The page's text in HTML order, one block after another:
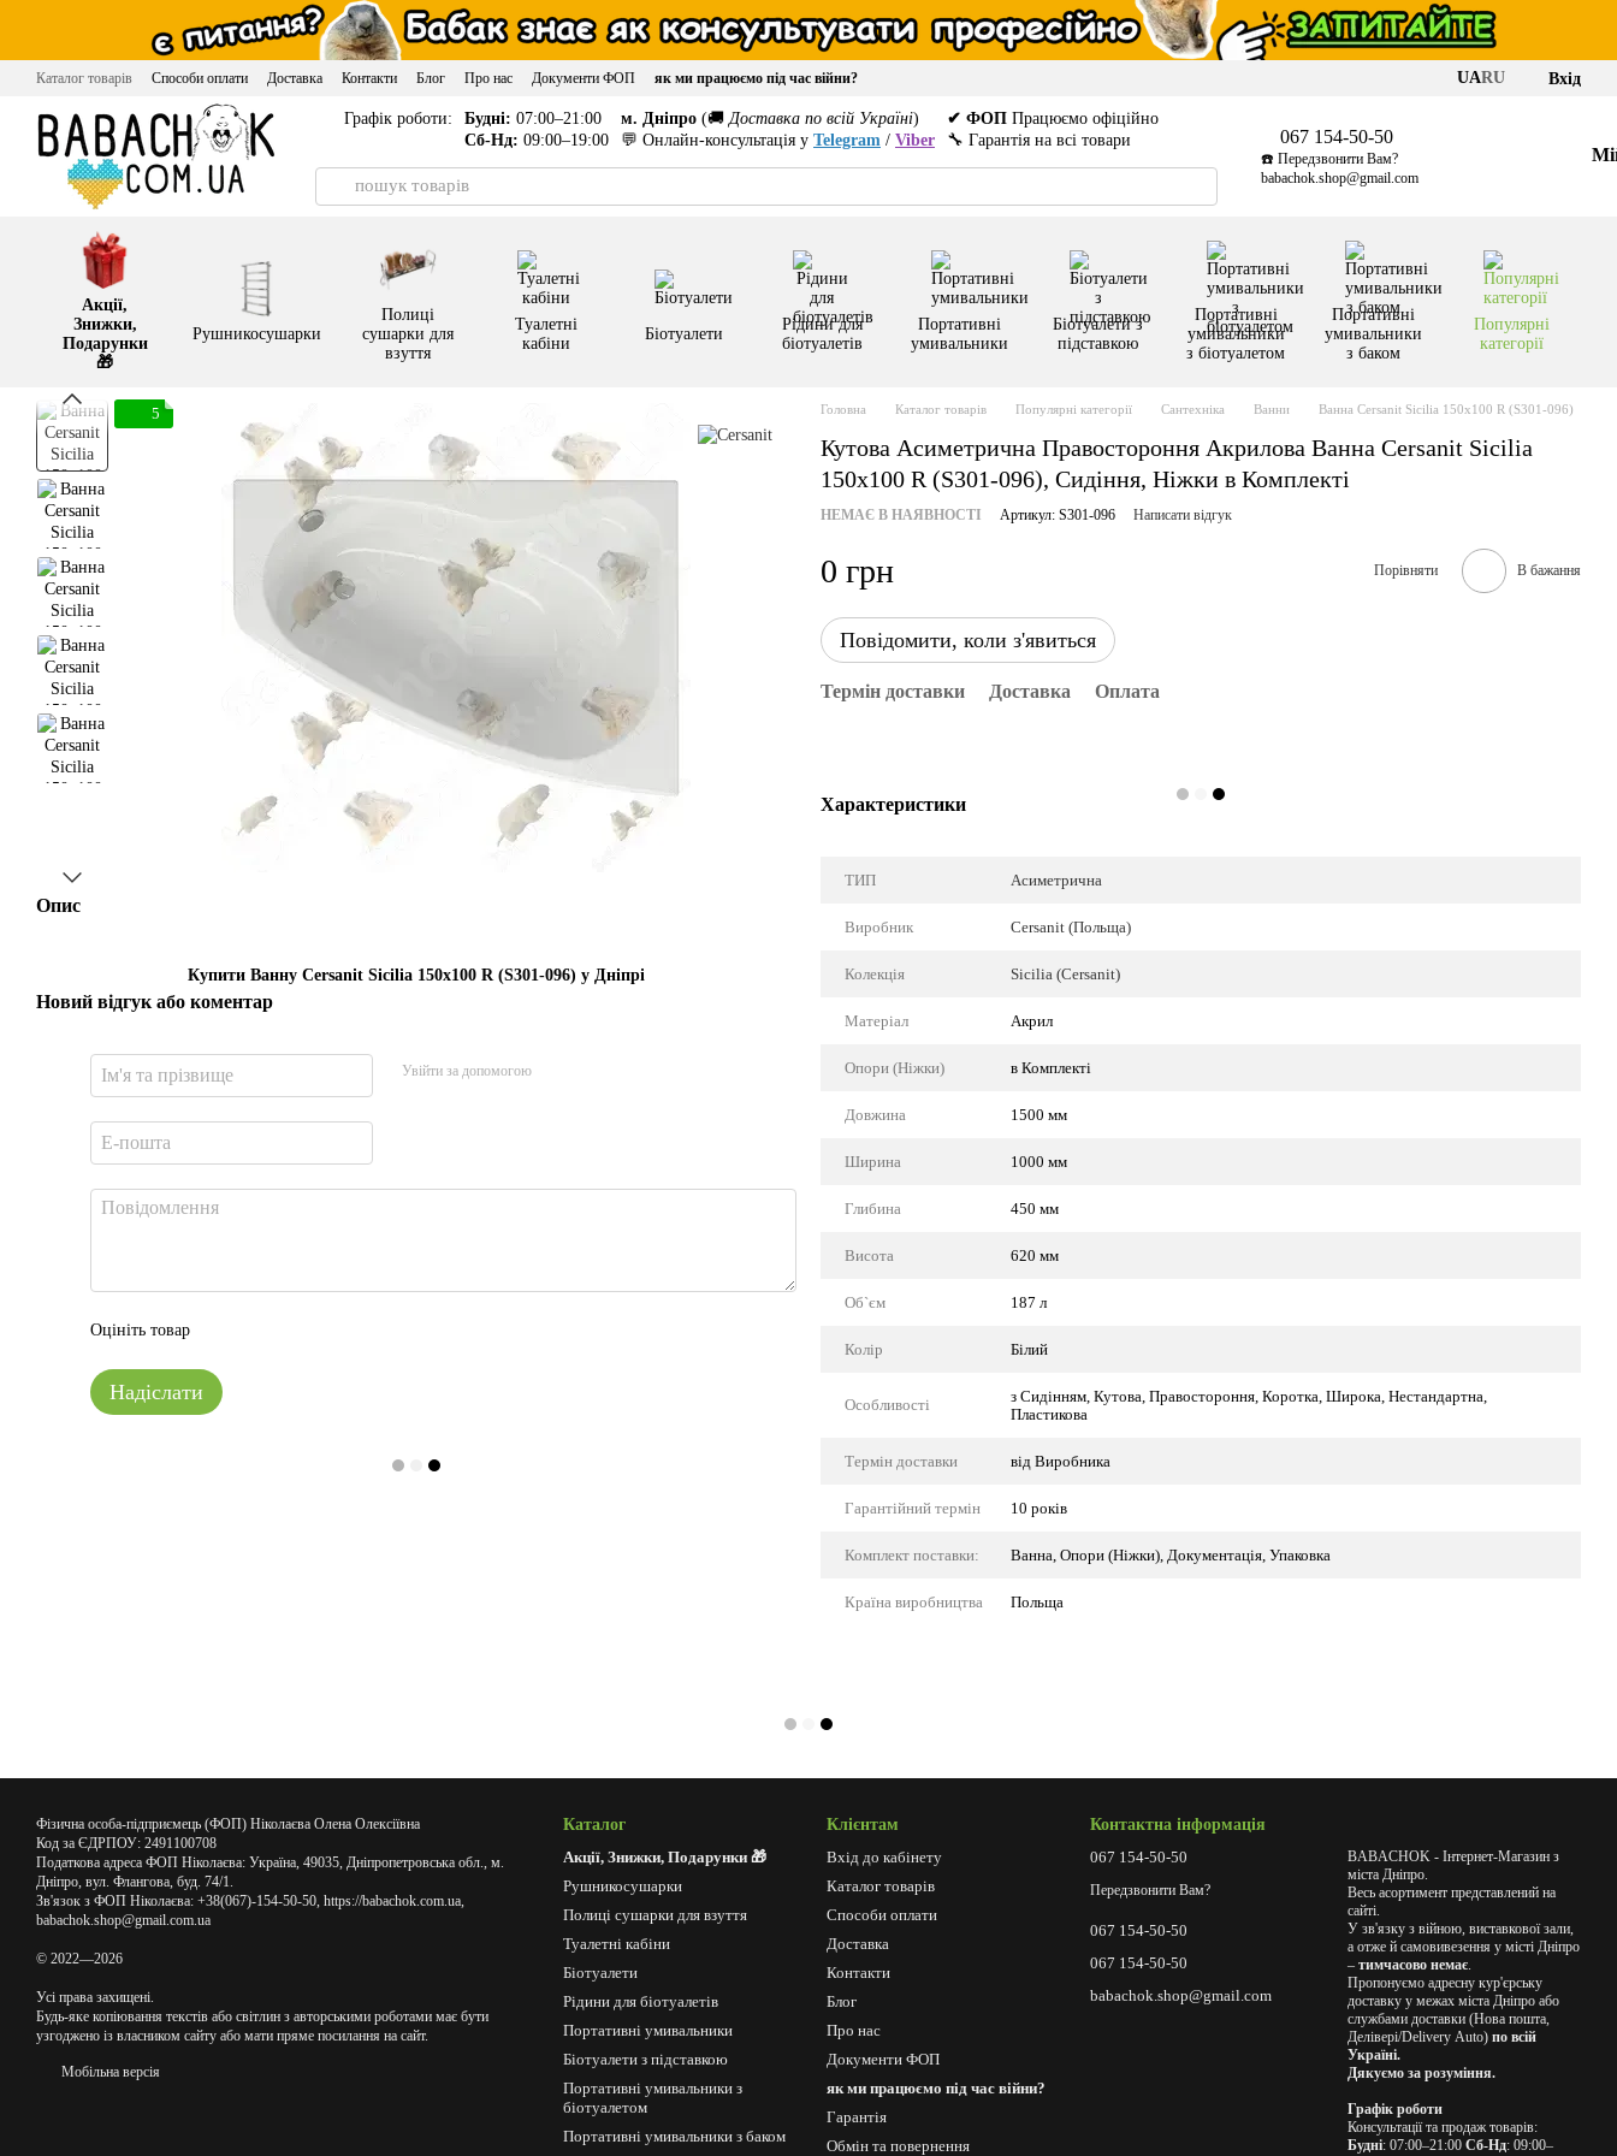
Перейти до основного контенту
Каталог товарів Способи оплати Доставка Контакти Блог Про нас Документи ФОП як ми працюємо під час війни? UARU Вхід
Графік роботи: Будні: 07:00–21:00
Сб-Нд: 09:00–19:00
м. Дніпро (🚚 Доставка по всій Україні)
💬 Онлайн-консультація у Telegram / Viber
✔ ФОП Працюємо офіційно
🔧 Гарантія на всі товари
067 154-50-50
☎️ Передзвонити Вам?
babachok.shop@gmail.com
Акції,
Знижки,
Подарунки
🎁
Рушникосушарки
Полиці
сушарки для
взуття
Туалетні
кабіни
Біотуалети
Рідини для
біотуалетів
Портативні
умивальники
Біотуалети з
підставкою
Портативні
умивальники
з біотуалетом
Портативні
умивальники
з баком
Популярні
категорії
5
Опис
Купити Ванну Cersanit Sicilia 150x100 R (S301-096) у Дніпрі
Новий відгук або коментар
Увійти за допомогою
Оцініть товар
Надіслати
Головна Каталог товарів Популярні категорії Сантехніка Ванни Ванна Cersanit Sicilia 150x100 R (S301-096)
Кутова Асиметрична Правостороння Акрилова Ванна Cersanit Sicilia
150x100 R (S301-096), Сидіння, Ніжки в Комплекті
НЕМАЄ В НАЯВНОСТІ Артикул: S301-096 Написати відгук
0 грн Порівняти В бажання
Повідомити, коли з'явиться
Термін доставки Доставка Оплата
Характеристики
ТИП Асиметрична
Виробник Cersanit (Польща)
Колекція Sicilia (Cersanit)
Матеріал Акрил
Опори (Ніжки) в Комплекті
Довжина 1500 мм
Ширина 1000 мм
Глибина 450 мм
Висота 620 мм
Об`єм 187 л
Колір Білий
Особливості
з Сидінням, Кутова, Правостороння, Коротка, Широка, Нестандартна,
Пластикова
Термін доставки від Виробника
Гарантійний термін 10 років
Комплект поставки: Ванна, Опори (Ніжки), Документація, Упаковка
Країна виробництва Польща
Фізична особа-підприємець (ФОП) Ніколаєва Олена Олексіївна
Код за ЄДРПОУ: 2491100708
Податкова адреса ФОП Ніколаєва: Україна, 49035, Дніпропетровська обл., м.
Дніпро, вул. Флангова, буд. 74/1.
Зв'язок з ФОП Ніколаєва: +38(067)-154-50-50, https://babachok.com.ua,
babachok.shop@gmail.com.ua
© 2022—2026
Усі права захищені.
Будь-яке копіювання текстів або світлин з авторськими роботами має бути
узгоджено із власником сайту або мати пряме посилання на сайт.
Мобільна версія
Каталог
Акції, Знижки, Подарунки 🎁
Рушникосушарки
Полиці сушарки для взуття
Туалетні кабіни
Біотуалети
Рідини для біотуалетів
Портативні умивальники
Біотуалети з підставкою
Портативні умивальники з
біотуалетом
Портативні умивальники з баком
Клієнтам
Вхід до кабінету
Каталог товарів
Способи оплати
Доставка
Контакти
Блог
Про нас
Документи ФОП
як ми працюємо під час війни?
Гарантія
Обмін та повернення
Контактна інформація
067 154-50-50
Передзвонити Вам?
067 154-50-50
067 154-50-50
babachok.shop@gmail.com
BABACHOK - Інтернет-Магазин з
міста Дніпро.
Весь асортимент представлений на
сайті.
У зв'язку з війною, виставкової зали,
а отже й самовивезення у місті Дніпро
– тимчасово немає.
Пропонуємо адресну кур'єрську
доставку у межах міста Дніпро або
службами доставки (Нова пошта,
Делівері/Delivery Auto) по всій
Україні.
Дякуємо за розуміння.
Графік роботи
Консультації та продаж товарів:
Будні: 07:00–21:00 Сб-Нд: 09:00–